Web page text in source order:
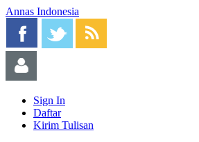
Annas Indonesia
Sign In
Daftar
Kirim Tulisan